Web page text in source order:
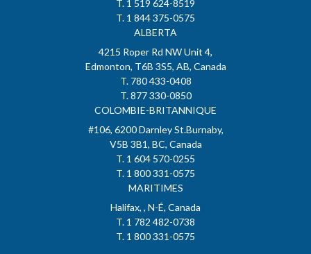
T. 1 519 624-8519
T. 1 844 375-0575
ALBERTA
4215 Roper Rd NW Unit 4,
Edmonton, T6B 3S5, AB, Canada
T. 780 433-0408
T. 877 330-0850
COLOMBIE-BRITANNIQUE
#106, 6200 Darnley St.Burnaby,
V5B 3B1, BC, Canada
T. 1 604 570-0255
T. 1 800 331-0575
MARITIMES
Halifax, , N-É, Canada
T. 1 782 482-0738
T. 1 800 331-0575